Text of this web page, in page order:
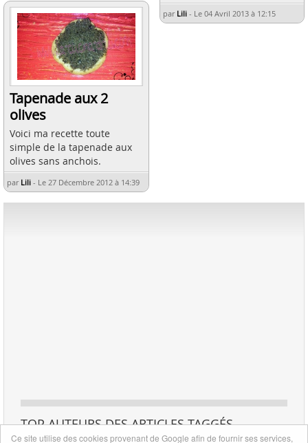
Tapenade aux 2
olives
Voici ma recette toute
simple de la tapenade aux
olives sans anchois.
par Lili - Le 27 Décembre 2012 à 14:39
par Lili- Le 04 Avril 2013 à 12:15
TOP AUTEURS DES ARTICLES TAGGÉS
Ce site utilise des cookies provenant de Google afin de fournir ses services,